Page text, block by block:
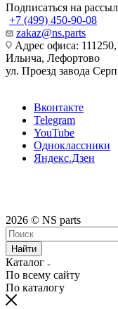
Подписаться на
+7 (499) 450-90-08
zakaz@ns.parts
Адрес офиса:
Ильича, Лефортово
ул. Проезд завода
Вконтакте
Telegram
YouTube
Одноклассники
Яндекс.Дзен
2026 © NS parts
Найти
Каталог
По всему сайту
По каталогу